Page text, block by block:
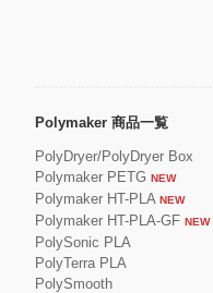
Polymaker 商品一覧
PolyDryer/PolyDryer Box
Polymaker PETG NEW
Polymaker HT-PLA NEW
Polymaker HT-PLA-GF NEW
PolySonic PLA
PolyTerra PLA
PolySmooth